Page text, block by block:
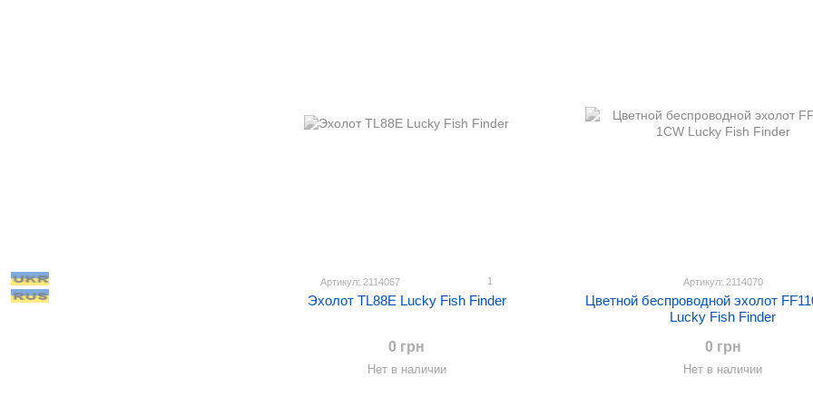
Артикул: 2114067 1
Эхолот TL88E Lucky Fish Finder
0 грн
Нет в наличии
Артикул: 2114070
Цветной беспроводной эхолот
Lucky Fish Finder
0 грн
Нет в наличии